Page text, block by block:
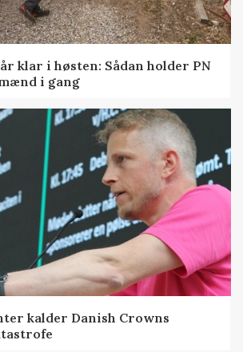
klar i høsten: Sådan holder PN
i gang
kalder Danish Crowns